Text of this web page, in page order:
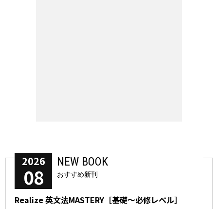
2026
08
NEW BOOK
おすすめ新刊
Realize 英文法MASTERY［基礎～必修レベル］